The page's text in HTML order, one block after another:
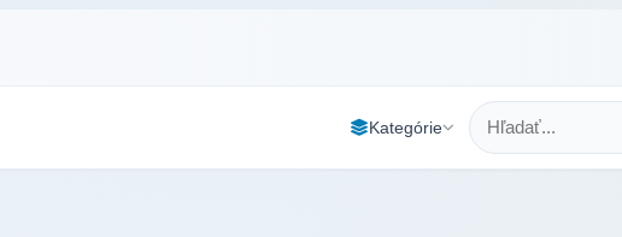
Kategórie